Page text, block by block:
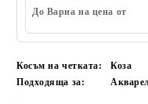
До Варна на цена от
Косъм на четката:
Коза
Подходяща за: